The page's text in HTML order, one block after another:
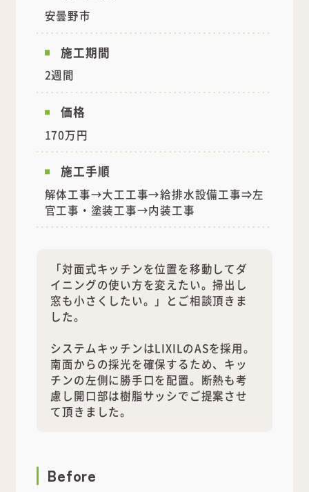
安曇野市
施工期間
2週間
価格
170万円
施工手順
解体工事→大工工事→給排水設備工事⇒左
官工事・塗装工事→内装工事
「対面式キッチンを位置を移動してダ
イニングの使い方を変えたい。掃出し
窓も小さくしたい。」とご相談頂きま
した。
システムキッチンはLIXILのASを採用。
南面からの採光を確保するため、キッ
チンの左側に勝手口を配置。断熱も考
慮し開口部は樹脂サッシでご提案させ
て頂きました。
Before